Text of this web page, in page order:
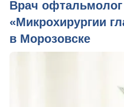
Врач офтальмолог
«Микрохирургии
в Морозовске